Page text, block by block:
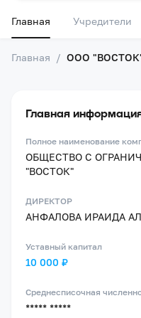
Главная Учредители
Главная / ООО
Главная
Полное наименование
ОБЩЕСТВО С
"ВОСТОК"
ДИРЕКТОР
АНФАЛОВА ИРАИДА
Уставный капитал
10 000 ₽
Среднесписочная
***** *****